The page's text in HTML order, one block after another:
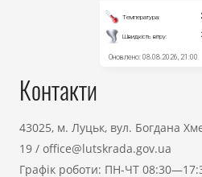
Контакти
43025, м. Луцьк, вул. Богдана
19 / office@lutskrada.gov.ua
Графік роботи: ПН-ЧТ